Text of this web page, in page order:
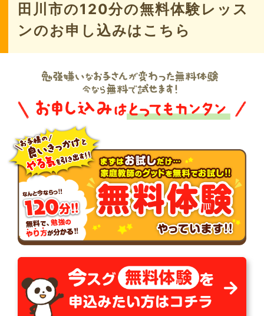
田川市の120分の無料体験レッス
ンのお申し込みはこちら